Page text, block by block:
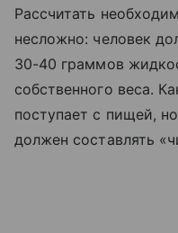
Рассчитать
несложно: человек
30-40 граммов
собственного веса.
поступает с пищей,
должен составлять